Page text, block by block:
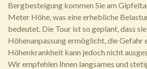
Bergbesteigung kommen Sie am
Meter Höhe, was eine erhebliche
bedeutet. Die Tour ist so geplant, dass
Höhenanpassung ermöglicht, die Gefahr
Höhenkrankheit kann jedoch nicht
Wir empfehlen Ihnen langsames und